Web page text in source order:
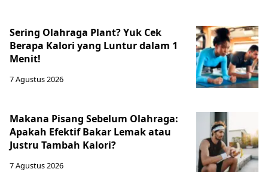
Sering Olahraga Plant? Yuk Cek
Berapa Kalori yang Luntur dalam 1
Menit!
7 Agustus 2026
Makana Pisang Sebelum Olahraga:
Apakah Efektif Bakar Lemak atau
Justru Tambah Kalori?
7 Agustus 2026